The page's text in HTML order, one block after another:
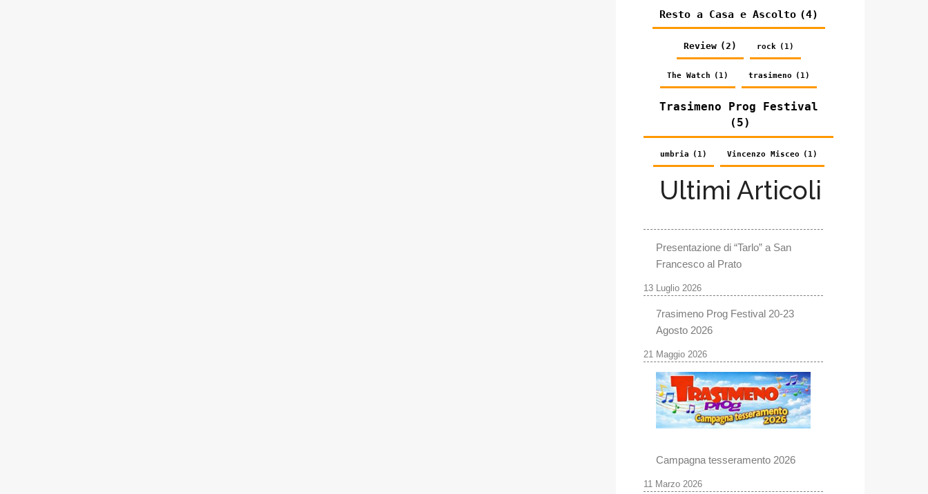
Resto a Casa e Ascolto (4)
Review (2) rock (1)
The Watch (1) trasimeno (1)
Trasimeno Prog Festival
(5)
umbria (1) Vincenzo Misceo (1)
Ultimi Articoli
Presentazione di “Tarlo” a San
Francesco al Prato
13 Luglio 2026
7rasimeno Prog Festival 20-23
Agosto 2026
21 Maggio 2026
Campagna tesseramento 2026
11 Marzo 2026